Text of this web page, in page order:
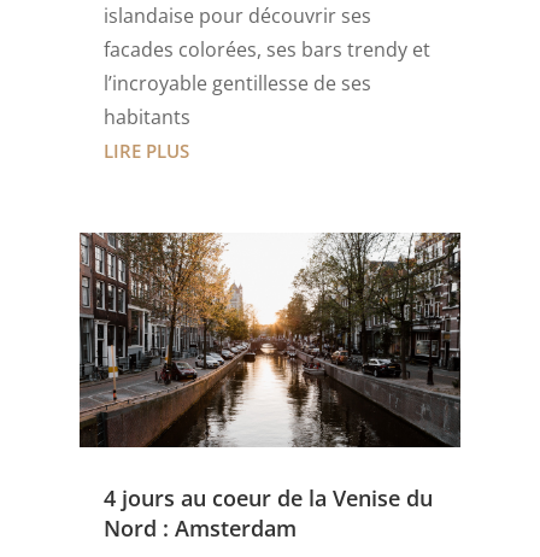
islandaise pour découvrir ses
facades colorées, ses bars trendy et
l’incroyable gentillesse de ses
habitants
LIRE PLUS
4 jours au coeur de la Venise du
Nord : Amsterdam